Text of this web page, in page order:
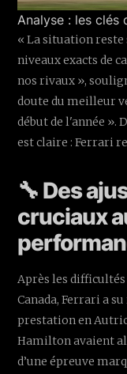
Analyse : les clés
« La situation reste
niveaux exacts de
nos rivaux »,
doute du meilleur
début de l'année ».
est claire : Ferrari
🔧 Des
cruciaux
Après les
Canada, Ferrari a
prestation en
Hamilton avaient
d’une épreuve